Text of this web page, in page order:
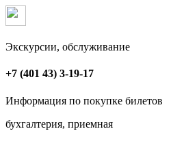
Экскурсии, обслуживание
+7 (401 43) 3-19-17
Информация по покупке билетов
бухгалтерия, приемная